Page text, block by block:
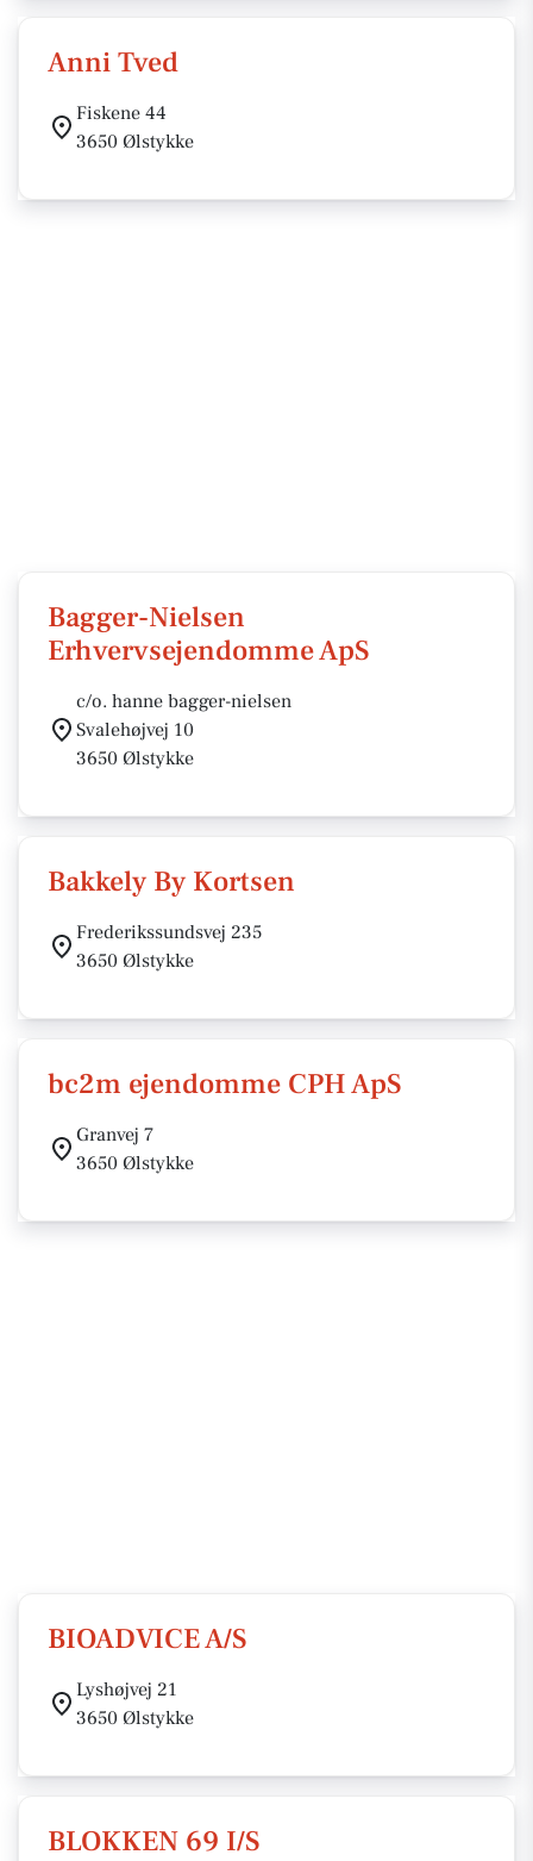
Anni Tved
Fiskene 44
3650 Ølstykke
Bagger-Nielsen
Erhvervsejendomme ApS
c/o. hanne bagger-nielsen
Svalehøjvej 10
3650 Ølstykke
Bakkely By Kortsen
Frederikssundsvej 235
3650 Ølstykke
bc2m ejendomme CPH ApS
Granvej 7
3650 Ølstykke
BIOADVICE A/S
Lyshøjvej 21
3650 Ølstykke
BLOKKEN 69 I/S